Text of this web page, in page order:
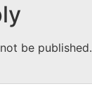
be published.